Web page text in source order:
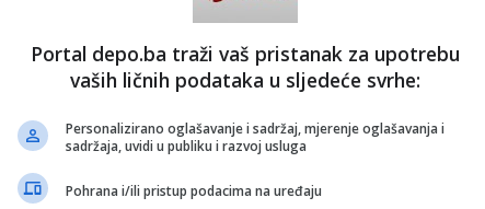
pratiti jedno drugo na društvenim mrežama i
postove sa svojih računa. Službeno su se vjenčali prije
dana, u maju 2023., a u maju ove godine dobili su
iz kuće Maktoum, kraljevske porodice koja vlada
potječe Sheikha Mahra. Mnogi su na društvenim mrežama
račun možda hakiran.
Portal depo.ba traži vaš pristanak za upotrebu
vaših ličnih podataka u sljedeće svrhe:
Personalizirano oglašavanje i sadržaj, mjerenje oglašavanja i
sadržaja, uvidi u publiku i razvoj usluga
Pohrana i/ili pristup podacima na uređaju